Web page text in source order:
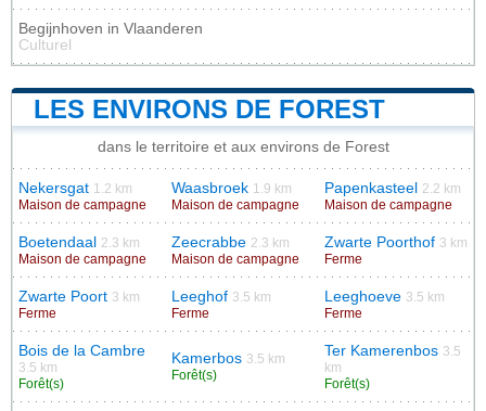
Begijnhoven in Vlaanderen
Culturel
LES ENVIRONS DE FOREST
dans le territoire et aux environs de Forest
Nekersgat 1.2 km
Maison de campagne
Waasbroek 1.9 km
Maison de campagne
Papenkasteel 2.2 km
Maison de campagne
Boetendaal 2.3 km
Maison de campagne
Zeecrabbe 2.3 km
Maison de campagne
Zwarte Poorthof 3 km
Ferme
Zwarte Poort 3 km
Ferme
Leeghof 3.5 km
Ferme
Leeghoeve 3.5 km
Ferme
Bois de la Cambre
3.5 km
Forêt(s)
Kamerbos 3.5 km
Forêt(s)
Ter Kamerenbos 3.5
km
Forêt(s)